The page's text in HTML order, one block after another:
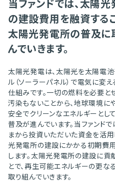
当ファンドでは、太陽
の建設費用を融資するこ
太陽光発電所の普及に
んでいきます。
太陽光発電は、太陽光を太陽電
ル（ソーラーパネル）で電気に変
仕組みです。一切の燃料を必要と
汚染もないことから、地球環境に
安全でクリーンなエネルギーとし
普及が進んでいます。当ファンドで
まから投資いただいた資金を活用
光発電所の建設にかかる初期費
します。太陽光発電所の建設に貢
とで、再生可能エネルギーの更な
取り組んでいきます。